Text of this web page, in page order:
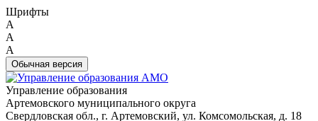
Шрифты
A
A
A
Обычная версия
Управление образования
Артемовского муниципального округа
Свердловская обл., г. Артемовский, ул. Комсомольская, д. 18